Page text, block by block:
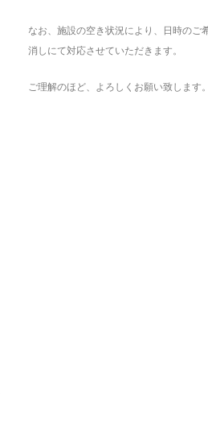
なお、施設の空き状況により、日時のご
消しにて対応させていただきます。
ご理解のほど、よろしくお願い致します。